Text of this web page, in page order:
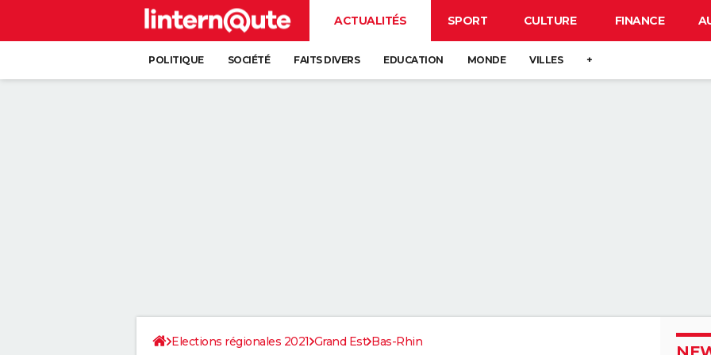
ACTUALITÉS SPORT CULTURE FINANCE
POLITIQUE SOCIÉTÉ FAITS DIVERS EDUCATION MONDE VILLES +
Elections régionales 2021 Grand Est Bas-Rhin